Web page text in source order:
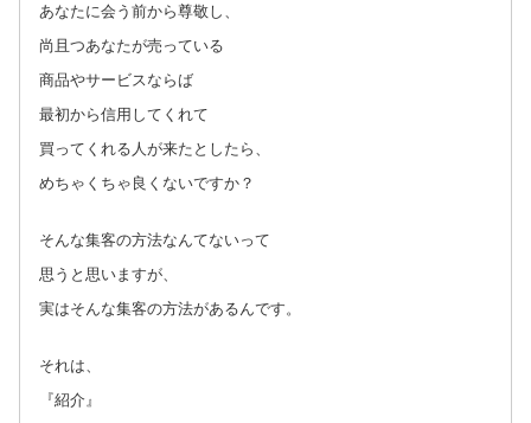
あなたに会う前から尊敬し、
尚且つあなたが売っている
商品やサービスならば
最初から信用してくれて
買ってくれる人が来たとしたら、
めちゃくちゃ良くないですか？
そんな集客の方法なんてないって
思うと思いますが、
実はそんな集客の方法があるんです。
それは、
『紹介』